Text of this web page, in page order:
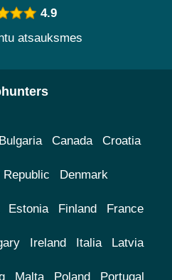
4.9
atsauksmes
Bulgaria Canada Croatia
Denmark
Estonia Finland France
Ireland Italia Latvia
Malta Poland Portugal